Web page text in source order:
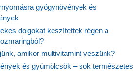
gyógynövények és
dolgokat készítettek régen a
amikor multivitamint veszünk?
és gyümölcsök – sok természetes